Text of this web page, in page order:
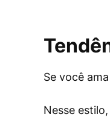
Se você
Nesse